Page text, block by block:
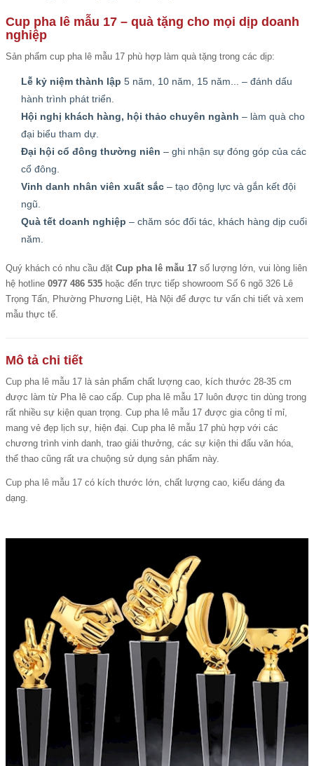
Cup pha lê mẫu 17 – quà tặng cho mọi dịp doanh
nghiệp
Sản phẩm cup pha lê mẫu 17 phù hợp làm quà tặng trong các dịp:
Lễ kỷ niệm thành lập 5 năm, 10 năm, 15 năm... – đánh dấu
hành trình phát triển.
Hội nghị khách hàng, hội thảo chuyên ngành – làm quà cho
đại biểu tham dự.
Đại hội cổ đông thường niên – ghi nhận sự đóng góp của các
cổ đông.
Vinh danh nhân viên xuất sắc – tạo động lực và gắn kết đội
ngũ.
Quà tết doanh nghiệp – chăm sóc đối tác, khách hàng dịp cuối
năm.
Quý khách có nhu cầu đặt Cup pha lê mẫu 17 số lượng lớn, vui lòng liên
hệ hotline 0977 486 535 hoặc đến trực tiếp showroom Số 6 ngõ 326 Lê
Trọng Tấn, Phường Phương Liệt, Hà Nội để được tư vấn chi tiết và xem
mẫu thực tế.
Mô tả chi tiết
Cup pha lê mẫu 17 là sản phẩm chất lượng cao, kích thước 28-35 cm
được làm từ Pha lê cao cấp. Cup pha lê mẫu 17 luôn được tin dùng trong
rất nhiều sự kiện quan trọng. Cup pha lê mẫu 17 được gia công tỉ mỉ,
mang vẻ đẹp lịch sự, hiện đại. Cup pha lê mẫu 17 phù hợp với các
chương trình vinh danh, trao giải thưởng, các sự kiện thi đấu văn hóa,
thể thao cũng rất ưa chuộng sử dụng sản phẩm này.
Cup pha lê mẫu 17 có kích thước lớn, chất lượng cao, kiểu dáng đa
dạng.